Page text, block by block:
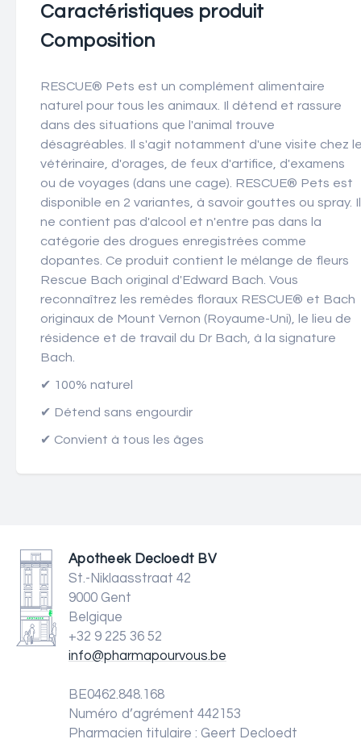
Caractéristiques produit
Composition
RESCUE® Pets est un complément alimentaire
naturel pour tous les animaux. Il détend et rassure
dans des situations que l'animal trouve
désagréables. Il s'agit notamment d'une visite chez
vétérinaire, d'orages, de feux d'artifice, d'examens
ou de voyages (dans une cage). RESCUE® Pets est
disponible en 2 variantes, à savoir gouttes ou spray. Il
ne contient pas d'alcool et n'entre pas dans la
catégorie des drogues enregistrées comme
dopantes. Ce produit contient le mélange de fleurs
Rescue Bach original d'Edward Bach. Vous
reconnaîtrez les remèdes floraux RESCUE® et Bach
originaux de Mount Vernon (Royaume-Uni), le lieu de
résidence et de travail du Dr Bach, à la signature
Bach.
✔ 100% naturel
✔ Détend sans engourdir
✔ Convient à tous les âges
Apotheek Decloedt BV
St.-Niklaasstraat 42
9000 Gent
Belgique
+32 9 225 36 52
info@pharmapourvous.be
BE0462.848.168
Numéro d’agrément 442153
Pharmacien titulaire : Geert Decloedt